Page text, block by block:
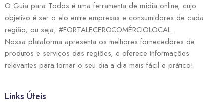
O Guia para Todos é uma ferramenta de mídia online, cujo
objetivo é ser o elo entre empresas e consumidores de cada
região, ou seja, #FORTALECEROCOMÉRCIOLOCAL.
Nossa plataforma apresenta os melhores fornecedores de
produtos e serviços das regiões, e oferece informações
relevantes para tornar o seu dia a dia mais fácil e prático!
Links Úteis